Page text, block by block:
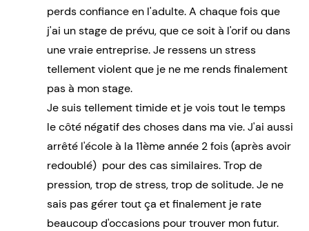
perds confiance en l'adulte. A chaque fois que
j'ai un stage de prévu, que ce soit à l'orif ou dans
une vraie entreprise. Je ressens un stress
tellement violent que je ne me rends finalement
pas à mon stage.
Je suis tellement timide et je vois tout le temps
le côté négatif des choses dans ma vie. J'ai aussi
arrêté l'école à la 11ème année 2 fois (après avoir
redoublé) pour des cas similaires. Trop de
pression, trop de stress, trop de solitude. Je ne
sais pas gérer tout ça et finalement je rate
beaucoup d'occasions pour trouver mon futur.